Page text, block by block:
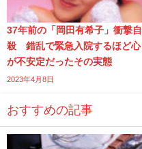
37年前の「岡田有希子」衝撃自
殺 錯乱で緊急入院するほど心
が不安定だったその実態
2023年4月8日
おすすめの記事